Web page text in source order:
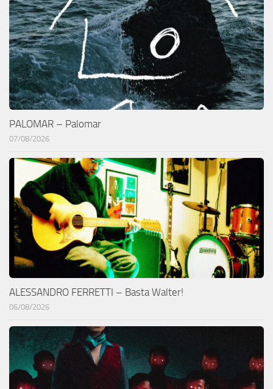
PALOMAR – Palomar
07/08/2026
ALESSANDRO FERRETTI – Basta Walter!
06/08/2026